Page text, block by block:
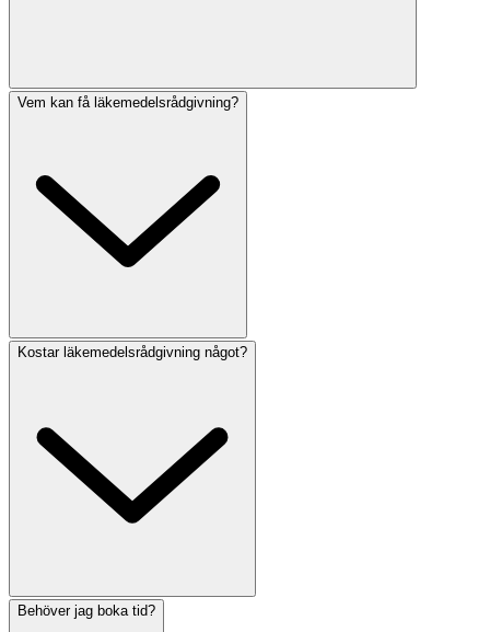
Vem kan få läkemedelsrådgivning?
Kostar läkemedelsrådgivning något?
Behöver jag boka tid?